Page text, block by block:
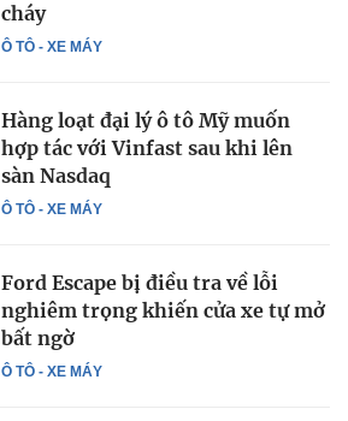
Ô TÔ - XE MÁY
cháy
Ô TÔ - XE MÁY
Hàng loạt đại lý ô tô Mỹ muốn
hợp tác với Vinfast sau khi lên
sàn Nasdaq
Ô TÔ - XE MÁY
Ford Escape bị điều tra về lỗi
nghiêm trọng khiến cửa xe tự mở
bất ngờ